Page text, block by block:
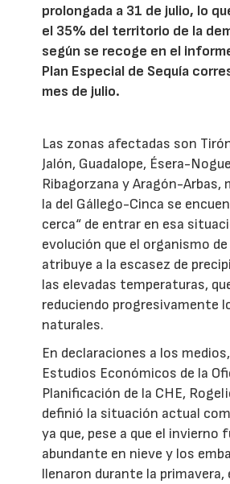
prolongada a 31 de julio, lo
el 35% del territorio de la
según se recoge en el
Plan Especial de Sequía
mes de julio.
Las zonas afectadas son
Jalón, Guadalope, Ésera-
Ribagorzana y Aragón-Arbas,
la del Gállego-Cinca se
cerca“ de entrar en esa
evolución que el organismo
atribuye a la escasez de
las elevadas temperaturas,
reduciendo progresivamente
naturales.
En declaraciones a los
Estudios Económicos de la
Planificación de la CHE,
definió la situación actual
ya que, pese a que el invierno
abundante en nieve y los
llenaron durante la primavera,